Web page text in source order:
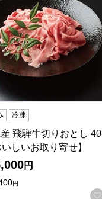
冷凍
飛騨牛切りおとし 40
しいお取り寄せ】
円
円